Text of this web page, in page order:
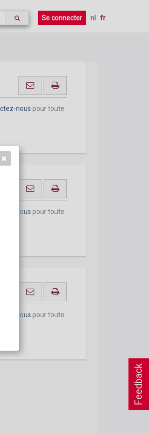
Feedback
Se connecter nl fr
nous pour toute
nous pour toute
nous pour toute